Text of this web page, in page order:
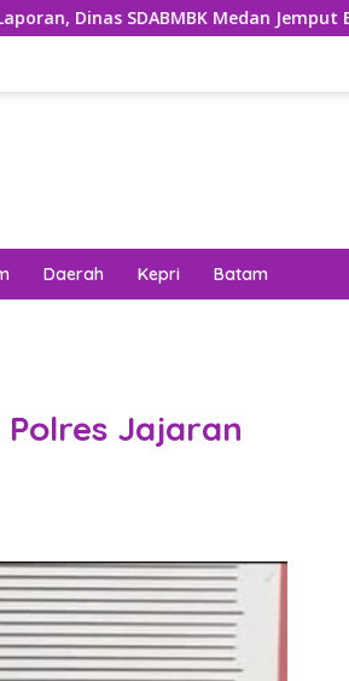
Jemput Bola Tangani Infrastruktur
Daerah Kepri Batam
Jajaran